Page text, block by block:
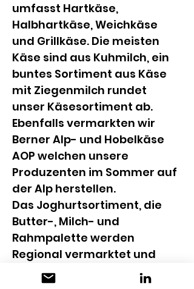
umfasst Hartkäse,
Halbhartkäse, Weichkäse
und Grillkäse. Die meisten
Käse sind aus Kuhmilch, ein
buntes Sortiment aus Käse
mit Ziegenmilch rundet
unser Käsesortiment ab.
Ebenfalls vermarkten wir
Berner Alp- und Hobelkäse
AOP welchen unsere
Produzenten im Sommer auf
der Alp herstellen.
Das Joghurtsortiment, die
Butter-, Milch- und
Rahmpalette werden
Regional vermarktet und
runden unser Angebot ab.